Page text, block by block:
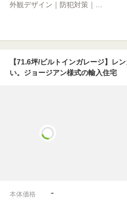
外観デザイン｜防犯対策｜…
【71.6坪/ビルトインガレージ】レ
い。ジョージアン様式の輸入住宅
本体価格 -